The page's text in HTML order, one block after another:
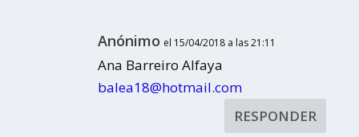
Anónimo el 15/04/2018 a las 21:11
Ana Barreiro Alfaya
balea18@hotmail.com
RESPONDER